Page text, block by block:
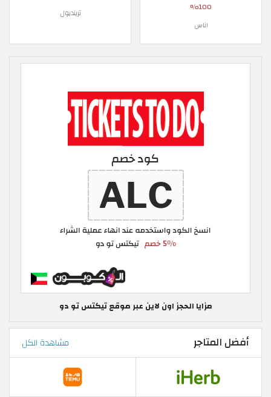
100%
اناس
ترينديول
مزايا الحجز اون لاين عبر موقع تيكتس تو دو
أفضل المتاجر مشاهدة الكل